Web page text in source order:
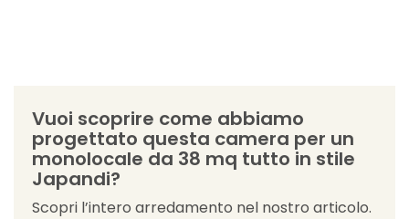
Vuoi scoprire come abbiamo
progettato questa camera per un
monolocale da 38 mq tutto in stile
Japandi?
Scopri l’intero arredamento nel nostro articolo.